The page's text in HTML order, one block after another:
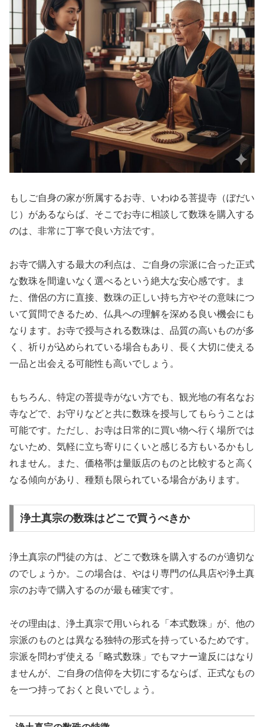
もしご自身の家が所属するお寺、いわゆる菩提寺（ぼだい
じ）があるならば、そこでお寺に相談して数珠を購入する
のは、非常に丁寧で良い方法です。
お寺で購入する最大の利点は、ご自身の宗派に合った正式
な数珠を間違いなく選べるという絶大な安心感です。ま
た、僧侶の方に直接、数珠の正しい持ち方やその意味につ
いて質問できるため、仏具への理解を深める良い機会にも
なります。お寺で授与される数珠は、品質の高いものが多
く、祈りが込められている場合もあり、長く大切に使える
一品と出会える可能性も高いでしょう。
もちろん、特定の菩提寺がない方でも、観光地の有名なお
寺などで、お守りなどと共に数珠を授与してもらうことは
可能です。ただし、お寺は日常的に買い物へ行く場所では
ないため、気軽に立ち寄りにくいと感じる方もいるかもし
れません。また、価格帯は量販店のものと比較すると高く
なる傾向があり、種類も限られている場合があります。
浄土真宗の数珠はどこで買うべきか
浄土真宗の門徒の方は、どこで数珠を購入するのが適切な
のでしょうか。この場合は、やはり専門の仏具店や浄土真
宗のお寺で購入するのが最も確実です。
その理由は、浄土真宗で用いられる「本式数珠」が、他の
宗派のものとは異なる独特の形式を持っているためです。
宗派を問わず使える「略式数珠」でもマナー違反にはなり
ませんが、ご自身の信仰を大切にするならば、正式なもの
を一つ持っておくと良いでしょう。